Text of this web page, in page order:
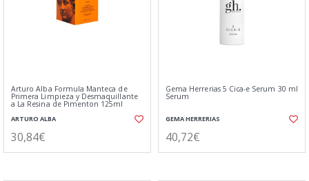
Arturo Alba Formula Manteca de
Primera Limpieza y Desmaquillante
a La Resina de Pimenton 125ml
ARTURO ALBA
30,84€
Gema Herrerias 5 Cica-e Serum 30 ml
Serum
GEMA HERRERIAS
40,72€